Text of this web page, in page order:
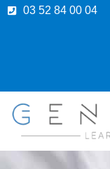
03 52 84 00 04